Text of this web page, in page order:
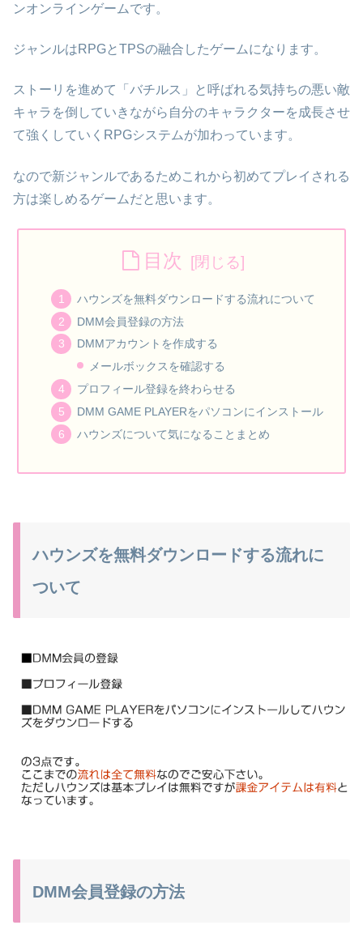
ンオンラインゲームです。
ジャンルはRPGとTPSの融合したゲームになります。
ストーリを進めて「バチルス」と呼ばれる気持ちの悪い敵
キャラを倒していきながら自分のキャラクターを成長させ
て強くしていくRPGシステムが加わっています。
なので新ジャンルであるためこれから初めてプレイされる
方は楽しめるゲームだと思います。
目次
ハウンズを無料ダウンロードする流れについて
DMM会員登録の方法
DMMアカウントを作成する
メールボックスを確認する
プロフィール登録を終わらせる
DMM GAME PLAYERをパソコンにインストール
ハウンズについて気になることまとめ
ハウンズを無料ダウンロードする流れに
ついて
DMM会員登録の方法